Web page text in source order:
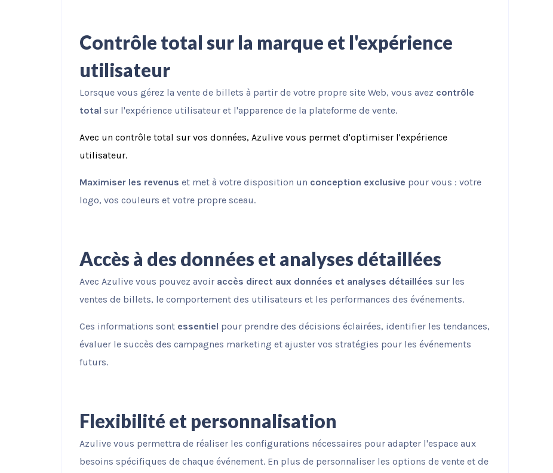
Contrôle total sur la marque et l'expérience
utilisateur
Lorsque vous gérez la vente de billets à partir de votre propre site Web, vous avez contrôle
total sur l'expérience utilisateur et l'apparence de la plateforme de vente.
Avec un contrôle total sur vos données, Azulive vous permet d'optimiser l'expérience
utilisateur.
Maximiser les revenus et met à votre disposition un conception exclusive pour vous : votre
logo, vos couleurs et votre propre sceau.
Accès à des données et analyses détaillées
Avec Azulive vous pouvez avoir accès direct aux données et analyses détaillées sur les
ventes de billets, le comportement des utilisateurs et les performances des événements.
Ces informations sont essentiel pour prendre des décisions éclairées, identifier les tendances,
évaluer le succès des campagnes marketing et ajuster vos stratégies pour les événements
futurs.
Flexibilité et personnalisation
Azulive vous permettra de réaliser les configurations nécessaires pour adapter l'espace aux
besoins spécifiques de chaque événement. En plus de personnaliser les options de vente et de